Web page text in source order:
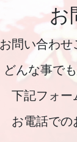
お
お問い合わ
どんな事で
下記フォー
お電話での